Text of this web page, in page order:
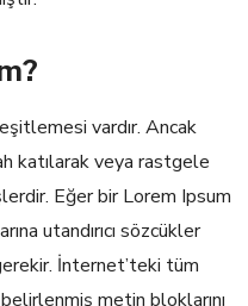
vardır. Ancak
katılarak veya rastgele
Eğer bir Lorem Ipsum
utandırıcı sözcükler
İnternet’teki tüm
metin bloklarını